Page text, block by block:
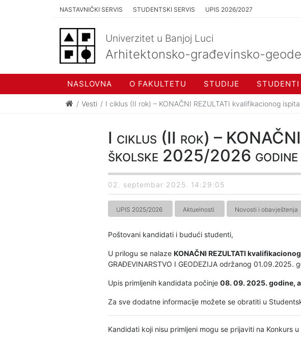
NASTAVNIČKI SERVIS STUDENTSKI SERVIS UPIS 2026/2027
Univerzitet u Banjoj Luci
Arhitektonsko-građevinsko-
NASLOVNA O FAKULTETU STUDIJE STUDENTI
Vesti I ciklus (II rok) – KONAČNI REZULTATI kvalifikacionog
I ciklus (II rok) –
školske 2025/2026 godine
02. septembar 2025. 14:29:05
UPIS 2025/2026 Aktuelnosti Novosti i obavještenja
Poštovani kandidati i budući studenti,
U prilogu se nalaze KONAČNI REZULTATI
GRAĐEVINARSTVO I GEODEZIJA održanog 01.09.2025.
Upis primljenih kandidata počinje 08. 09. 2025. godine,
Za sve dodatne informacije možete se obratiti u
Kandidati koji nisu primljeni mogu se prijaviti na Konkurs